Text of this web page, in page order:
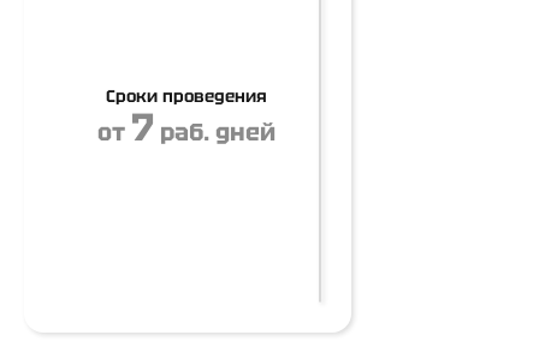
Сроки проведения
от 7 раб. дней